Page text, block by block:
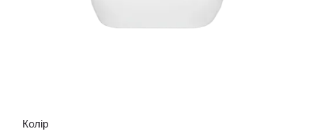
Колір